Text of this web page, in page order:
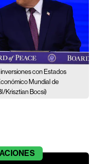
con Estados
Mundial de
Krisztian Bocsi)